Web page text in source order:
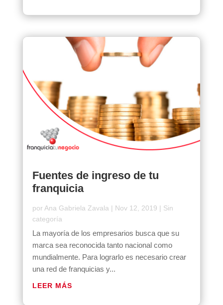
Fuentes de ingreso de tu
franquicia
por Ana Gabriela Zavala | Nov 12, 2019 | Sin
categoría
La mayoría de los empresarios busca que su
marca sea reconocida tanto nacional como
mundialmente. Para lograrlo es necesario crear
una red de franquicias y...
LEER MÁS